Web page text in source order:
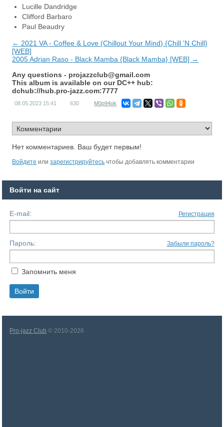
Lucille Dandridge
Clifford Barbaro
Paul Beaudry
← 2021 VA - Coffee & Love (Chillout Your Mind) {Chill 'N Chill}
[WEB]
2005 Adrian Raso - Black Mamba {Black Mamba} [WEB] →
Any questions - projazzclub@gmail.com
This album is available on our DC++ hub:
dchub://hub.pro-jazz.com:7777
08.05.2023 15:41 630 M0p94ok
Нет комментариев. Ваш будет первым!
Войдите илизарегистрируйтесь чтобы добавлять комментарии
Войти на сайт
E-mail: Регистрация
Пароль: Забыли пароль?
Запомнить меня
Pro-jazz Club © 2010-2026